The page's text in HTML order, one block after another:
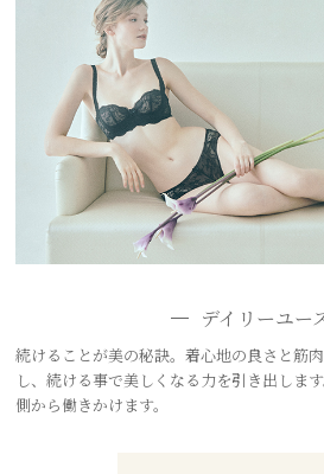
デイリーユー
続けることが美の秘訣。着心地の良さと筋
し、続ける事で美しくなる力を引き出しま
側から働きかけます。